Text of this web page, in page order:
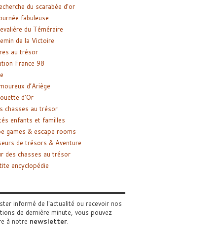
du scarabée d’or
fabuleuse
du Téméraire
de la Victoire
au trésor
France 98
d’Ariège
d’Or
chasses au trésor
enfants et familles
games & escape rooms
de trésors & Aventure
des chasses au trésor
encyclopédie
informé de l'actualité ou recevoir nos
de dernière minute, vous pouvez
à notre newsletter.